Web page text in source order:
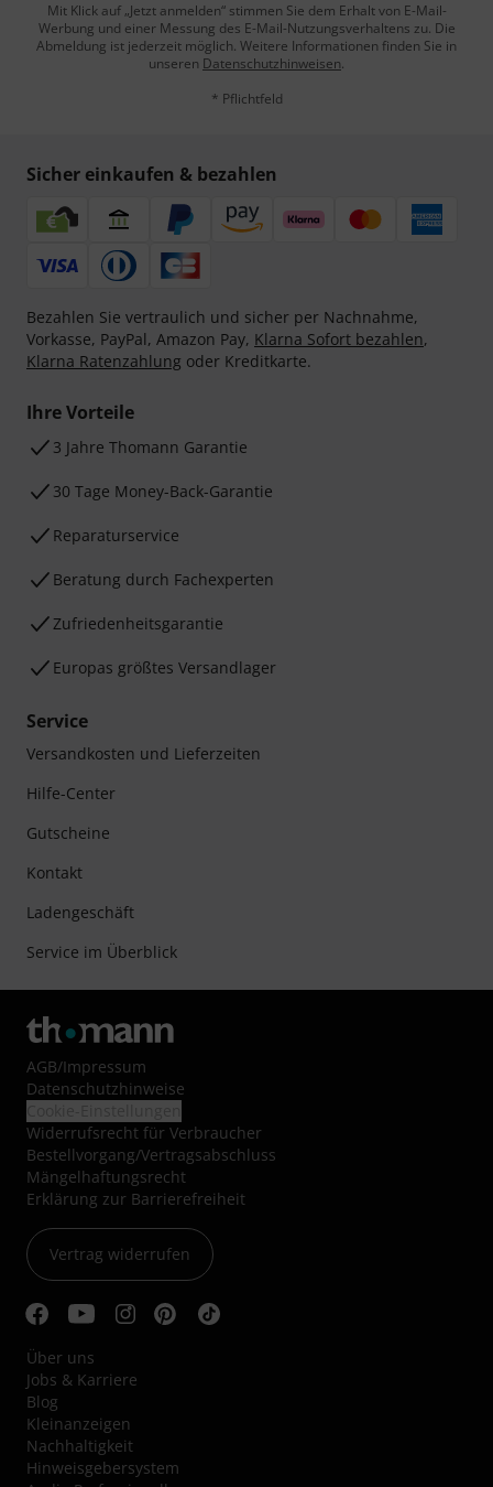
Mit Klick auf „Jetzt anmelden“ stimmen Sie dem Erhalt von E-Mail-
Werbung und einer Messung des E-Mail-Nutzungsverhaltens zu. Die
Abmeldung ist jederzeit möglich. Weitere Informationen finden Sie in
unseren Datenschutzhinweisen.
* Pflichtfeld
Sicher einkaufen & bezahlen
Bezahlen Sie vertraulich und sicher per Nachnahme,
Vorkasse, PayPal, Amazon Pay, Klarna Sofort bezahlen,
Klarna Ratenzahlung oder Kreditkarte.
Ihre Vorteile
3 Jahre Thomann Garantie
30 Tage Money-Back-Garantie
Reparaturservice
Beratung durch Fachexperten
Zufriedenheitsgarantie
Europas größtes Versandlager
Service
Versandkosten und Lieferzeiten
Hilfe-Center
Gutscheine
Kontakt
Ladengeschäft
Service im Überblick
AGB/Impressum
Datenschutzhinweise
Widerrufsrecht für Verbraucher
Bestellvorgang/Vertragsabschluss
Mängelhaftungsrecht
Erklärung zur Barrierefreiheit
Vertrag widerrufen
Über uns
Jobs & Karriere
Blog
Kleinanzeigen
Nachhaltigkeit
Hinweisgebersystem